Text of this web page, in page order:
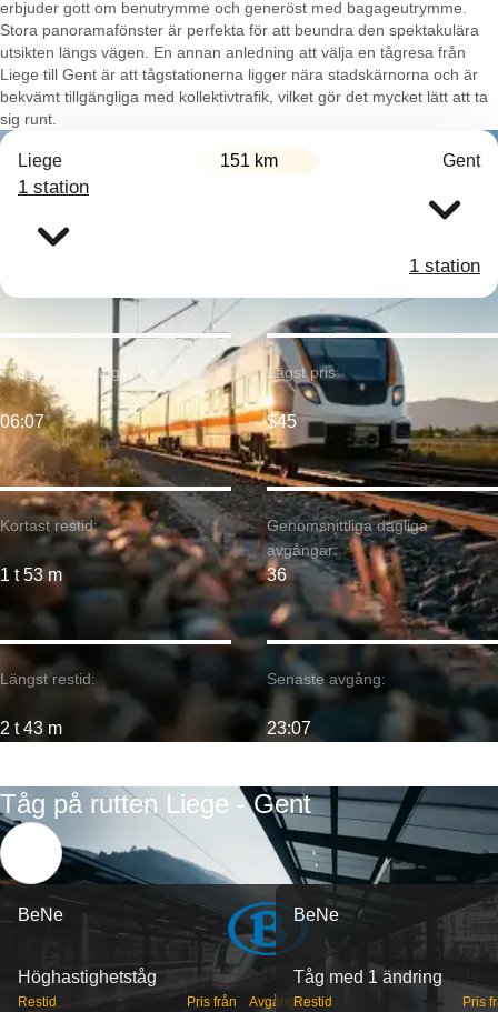
erbjuder gott om benutrymme och generöst med bagageutrymme.
Stora panoramafönster är perfekta för att beundra den spektakulära
utsikten längs vägen. En annan anledning att välja en tågresa från
Liege till Gent är att tågstationerna ligger nära stadskärnorna och är
bekvämt tillgängliga med kollektivtrafik, vilket gör det mycket lätt att ta
sig runt.
Liege 151 km Gent
1 station
1 station
Kortast restid:
1 t 53 m
Tidigaste avgång:
06:07
Längst restid:
2 t 43 m
Lägst pris:
$45
Genomsnittliga dagliga
avgångar:
36
Senaste avgång:
23:07
Tåg på rutten Liege - Gent
BeNe
Höghastighetståg
Restid Pris från Avgångar
BeNe
Tåg med 1 ändring
Restid Pris